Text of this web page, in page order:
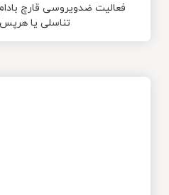
فعالیت ضدویروسی قارچ
تناسلی یا